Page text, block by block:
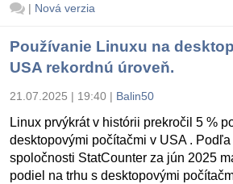
| Nová verzia
Používanie Linuxu na
USA rekordnú úroveň.
21.07.2025 | 19:40 | Balin50
Linux prvýkrát v histórii prekročil 5 %
desktopovými počítačmi v USA .
spoločnosti StatCounter za jún 2025
podiel na trhu s desktopovými